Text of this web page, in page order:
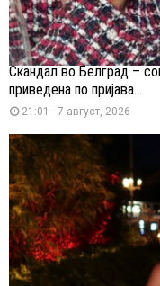
Скандал во Белград –
приведена по пријава...
21:01 - 7 август, 2026